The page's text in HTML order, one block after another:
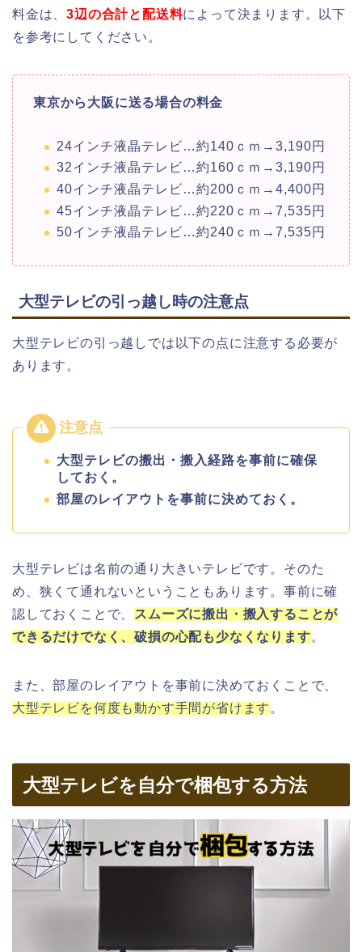
料金は、3辺の合計と配送料によって決まります。以下
を参考にしてください。
東京から大阪に送る場合の料金
24インチ液晶テレビ…約140ｃｍ→3,190円
32インチ液晶テレビ…約160ｃｍ→3,190円
40インチ液晶テレビ…約200ｃｍ→4,400円
45インチ液晶テレビ…約220ｃｍ→7,535円
50インチ液晶テレビ…約240ｃｍ→7,535円
大型テレビの引っ越し時の注意点
大型テレビの引っ越しでは以下の点に注意する必要が
あります。
大型テレビの搬出・搬入経路を事前に確保
しておく。
部屋のレイアウトを事前に決めておく。
大型テレビは名前の通り大きいテレビです。そのた
め、狭くて通れないということもあります。事前に確
認しておくことで、
スムーズに搬出・搬入することが
できるだけでなく、破損の心配も少なくなります。
また、部屋のレイアウトを事前に決めておくことで、
大型テレビを何度も動かす手間が省けます 。
大型テレビを自分で梱包する方法